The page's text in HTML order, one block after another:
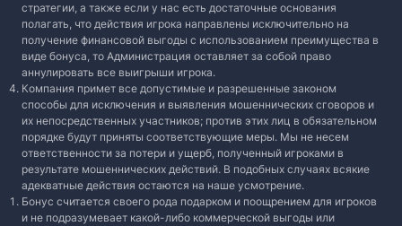
стратегии, а также если у нас есть достаточные основания
полагать, что действия игрока направлены исключительно на
получение финансовой выгоды с использованием преимущества в
виде бонуса, то Администрация оставляет за собой право
аннулировать все выигрыши игрока.
Компания примет все допустимые и разрешенные законом
способы для исключения и выявления мошеннических сговоров и
их непосредственных участников; против этих лиц в обязательном
порядке будут приняты соответствующие меры. Мы не несем
ответственности за потери и ущерб, полученный игроками в
результате мошеннических действий. В подобных случаях всякие
адекватные действия остаются на наше усмотрение.
Бонус считается своего рода подарком и поощрением для игроков
и не подразумевает какой-либо коммерческой выгоды или